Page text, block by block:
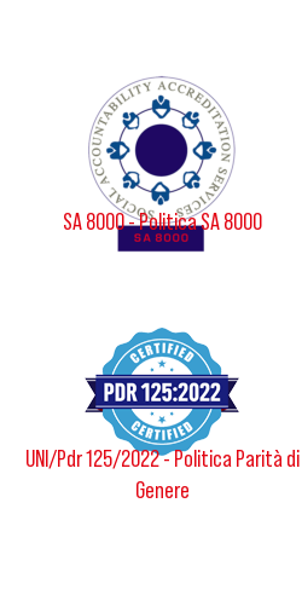
SA 8000 - Politica SA 8000
UNI/Pdr 125/2022 - Politica Parità di
Genere